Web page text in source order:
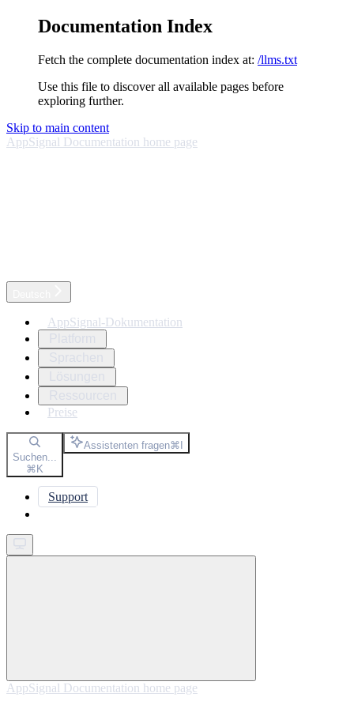
Documentation Index
Fetch the complete documentation index at: /llms.txt
Use this file to discover all available pages before
exploring further.
Skip to main content
AppSignal Documentation home page
AppSignal-Dokumentation
Preise
Suchen...
⌘K
Assistenten fragen⌘I
Support
AppSignal Documentation home page